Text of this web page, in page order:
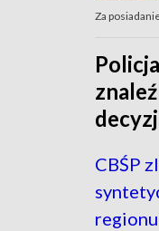
Za
CBŚP
regionu